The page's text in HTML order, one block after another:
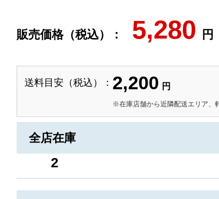
販売価格（税込）： 5,280 円
送料目安（税込）： 2,200 円
※在庫店舗から近隣配送エリア、
全店在庫
2